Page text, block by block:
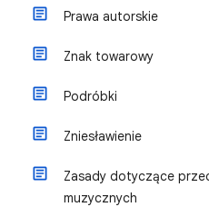
Prawa autorskie
Znak towarowy
Podróbki
Zniesławienie
Zasady dotyczące
muzycznych